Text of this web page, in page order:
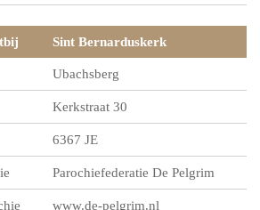
Sint Bernarduskerk
Ubachsberg
Kerkstraat 30
6367 JE
Parochiefederatie De Pelgrim
www.de-pelgrim.nl